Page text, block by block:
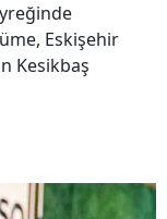
Eskişehir
Kesikbaş